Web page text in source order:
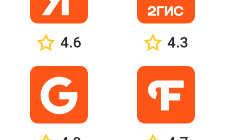
4.6 4.3